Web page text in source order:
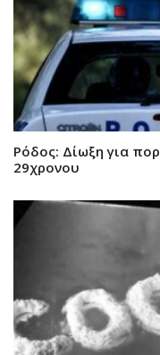
Ρόδος: Δίωξη για
29χρονου